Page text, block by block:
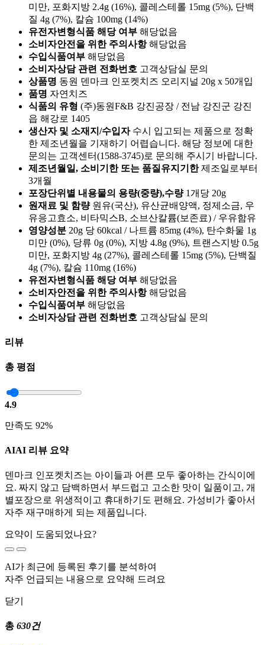
미만, 포화지방 2.4g (16%), 콜레스테롤 15mg (5%), 단백
질 4g (7%), 칼슘 100mg (14%)
유전자변형식품 해당 여부 해당없음
소비자안전을 위한 주의사항 해당없음
수입식품여부 해당없음
소비자상담 관련 전화번호 고객상담실 문의
상품명 동원 덴마크 인포켓치즈 오리지널 20g x 50개입
품명 자연치즈
식품의 유형 (주)동원F&B 강진공장 / 전남 강진군 강진
읍 해강로 1405
생산자 및 소재지/수입자 수시 입고되는 제품으로 정확
한 제조년월을 기재하기 어렵습니다. 해당 정보에 대한
문의는 고객센터(1588-3745)로 문의해 주시기 바랍니다.
제조년월일, 소비기한 또는 품질유지기한 제조일로부터
3개월
포장단위별 내용물의 용량(중량),수량 1개당 20g
원재료 및 함량 원유(국산), 유산균배양액, 정제소금, 우
유응고효소, 비타믹스B, 소브산칼륨(보존료) / 우유함유
영양성분 20g 당 60kcal / 나트륨 85mg (4%), 탄수화물 1g
미만 (0%), 당류 0g (0%), 지방 4.8g (9%), 트랜스지방 0.5g
미만, 포화지방 4g (27%), 콜레스테롤 15mg (5%), 단백질
4g (7%), 칼슘 110mg (16%)
유전자변형식품 해당 여부 해당없음
소비자안전을 위한 주의사항 해당없음
수입식품여부 해당없음
소비자상담 관련 전화번호 고객상담실 문의
리뷰
총 평점
4.9
만족도 92%
AIAI 리뷰 요약
덴마크 인포켓치즈는 아이들과 어른 모두 좋아하는 간식이에
요. 짜지 않고 담백하면서 부드럽고 고소한 맛이 일품이고, 개
별포장으로 위생적이고 휴대하기도 편해요. 가성비가 좋아서
자주 재구매하게 되는 제품입니다.
요약이 도움되었나요?
AI가 최근에 등록된 후기를 분석하여
자주 언급되는 내용으로 요약해 드려요
닫기
총 630건